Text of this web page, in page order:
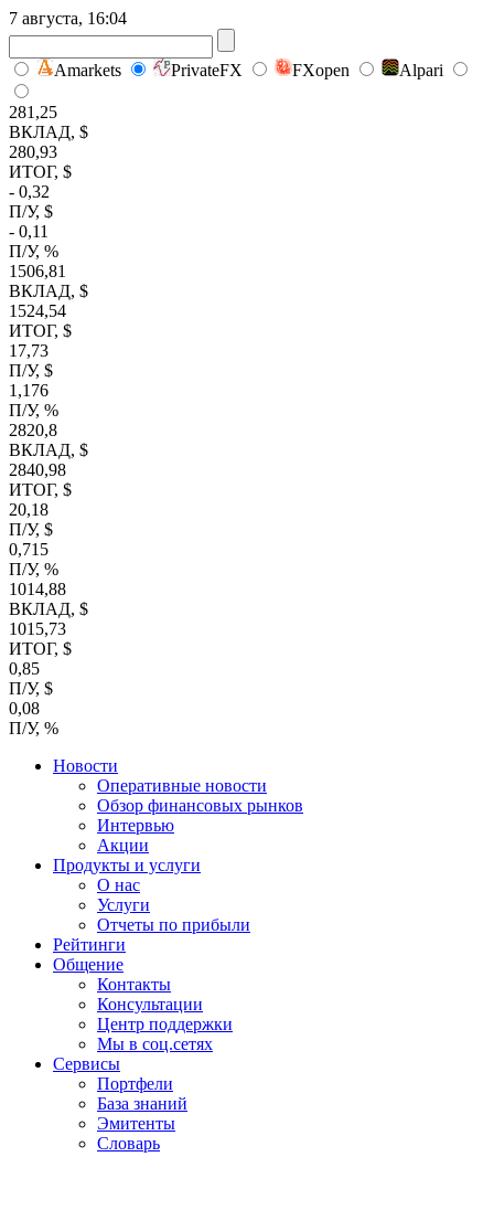
7 августа, 16:04
Amarkets PrivateFX FXopen Alpari
281,25
ВКЛАД, $
280,93
ИТОГ, $
- 0,32
П/У, $
- 0,11
П/У, %
1506,81
ВКЛАД, $
1524,54
ИТОГ, $
17,73
П/У, $
1,176
П/У, %
2820,8
ВКЛАД, $
2840,98
ИТОГ, $
20,18
П/У, $
0,715
П/У, %
1014,88
ВКЛАД, $
1015,73
ИТОГ, $
0,85
П/У, $
0,08
П/У, %
Новости
Оперативные новости
Обзор финансовых рынков
Интервью
Акции
Продукты и услуги
О нас
Услуги
Отчеты по прибыли
Рейтинги
Общение
Контакты
Консультации
Центр поддержки
Мы в соц.сетях
Сервисы
Портфели
База знаний
Эмитенты
Словарь